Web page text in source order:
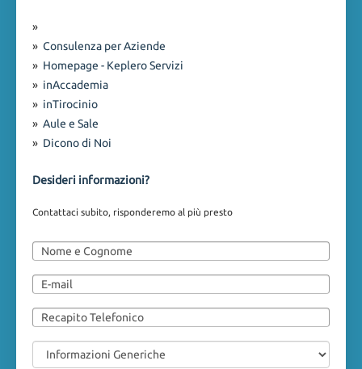
»
» Consulenza per Aziende
» Homepage - Keplero Servizi
» inAccademia
» inTirocinio
» Aule e Sale
» Dicono di Noi
Desideri informazioni?
Contattaci subito, risponderemo al più presto